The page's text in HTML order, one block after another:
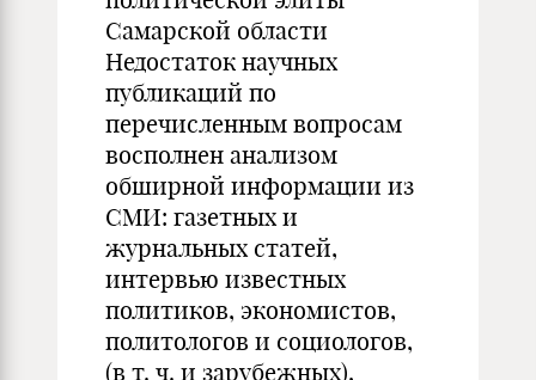
Самарской области
Недостаток научных
публикаций по
перечисленным вопросам
восполнен анализом
обширной информации из
СМИ: газетных и
журнальных статей,
интервью известных
политиков, экономистов,
политологов и социологов,
(в т. ч. и зарубежных),